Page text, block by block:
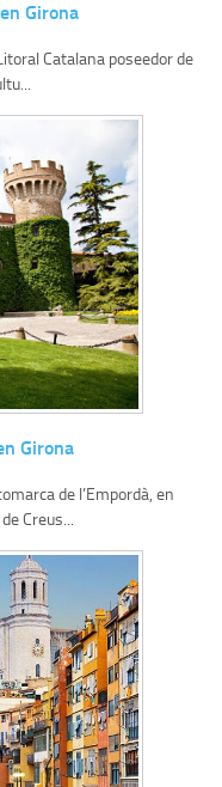
Girona
Catalana poseedor de
Girona
de l’Empordà, en
Creus...